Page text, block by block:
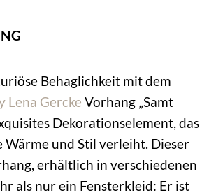
Behaglichkeit mit dem
Lena Gercke Vorhang „Samt
Dekorationselement, das
Wärme und Stil verleiht. Dieser
erhältlich in verschiedenen
als nur ein Fensterkleid: Er ist